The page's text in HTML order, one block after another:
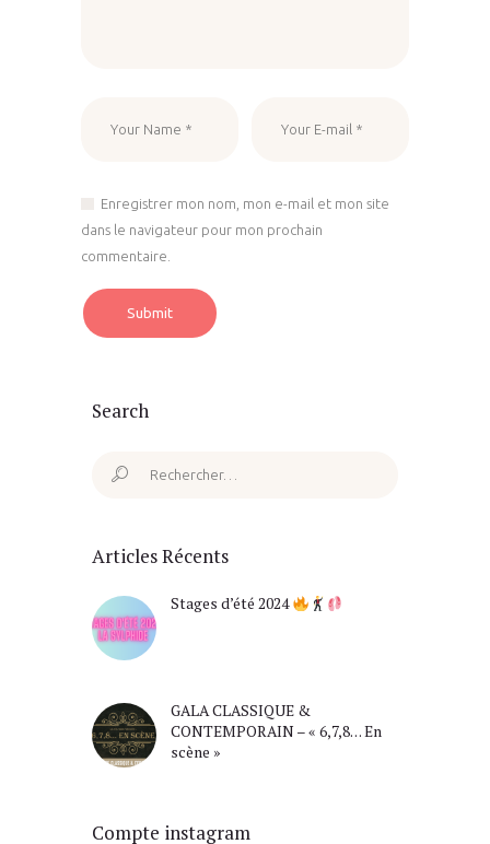
Enregistrer mon nom, mon e-mail et mon site
dans le navigateur pour mon prochain
commentaire.
Search
Rechercher :
Articles Récents
Stages d’été 2024
GALA CLASSIQUE &
CONTEMPORAIN – « 6,7,8… En
scène »
Compte instagram